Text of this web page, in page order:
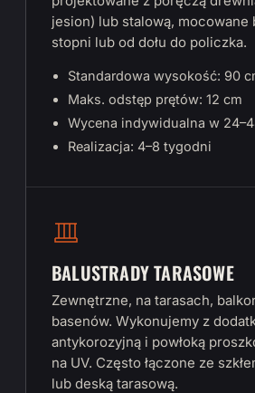
jesion) lub stalową, mocowane
stopni lub od dołu do policzka.
Standardowa wysokość: 90
Maks. odstęp prętów: 12 cm
Wycena indywidualna w
Realizacja: 4–8 tygodni
BALUSTRADY TARASOWE
Zewnętrzne, na tarasach,
basenów. Wykonujemy z
antykorozyjną i powłoką
na UV. Często łączone ze
lub deską tarasową.